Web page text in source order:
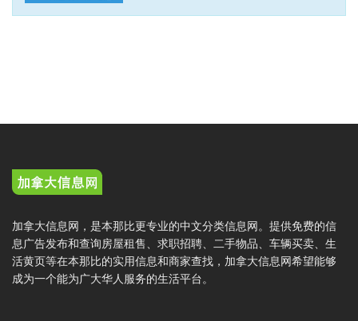
加拿大信息网，是本那比更专业的中文分类信息网。提供免费的信
息广告发布和查询房屋租售、求职招聘、二手物品、车辆买卖、生
活黄页等在本那比的实用信息和商家查找，加拿大信息网希望能够
成为一个能为广大华人服务的生活平台。